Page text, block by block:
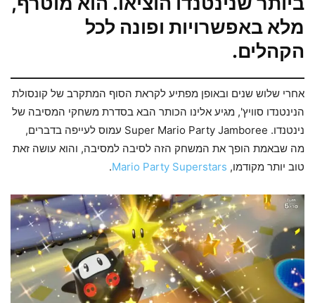
מלא באפשרויות ופונה לכל
הקהלים.
אחרי שלוש שנים ובאופן מפתיע לקראת הסוף המתקרב של קונסולת
הנינטנדו סוויץ', מגיע אלינו הכותר הבא בסדרת משחקי המסיבה של
נינטנדו. Super Mario Party Jamboree עמוס לעייפה בדברים,
מה שבאמת הופך את המשחק הזה לסיבה למסיבה, והוא עושה זאת
טוב יותר מקודמו, Mario Party Superstars
.